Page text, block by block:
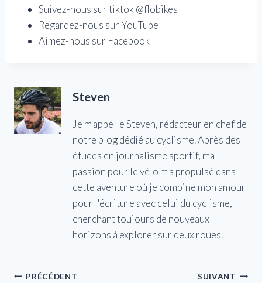
Suivez-nous sur tiktok @flobikes
Regardez-nous sur YouTube
Aimez-nous sur Facebook
Steven
Je m'appelle Steven, rédacteur en chef de
notre blog dédié au cyclisme. Après des
études en journalisme sportif, ma
passion pour le vélo m'a propulsé dans
cette aventure où je combine mon amour
pour l'écriture avec celui du cyclisme,
cherchant toujours de nouveaux
horizons à explorer sur deux roues.
Navigation
PRÉCÉDENT SUIVANT